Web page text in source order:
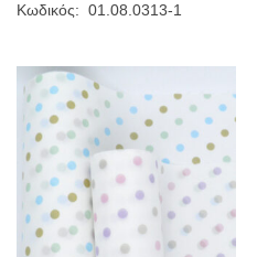
Κωδικός: 01.08.0313-1